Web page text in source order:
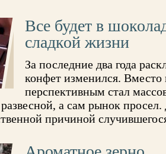
Все будет в
сладкой жизни
За последние два года
конфет изменился. Вместо
перспективным стал
а сам рынок
причиной